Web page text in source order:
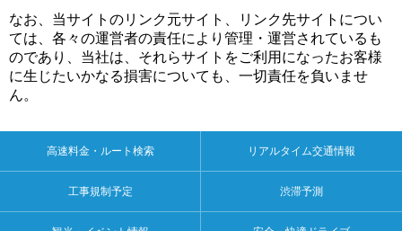
なお、当サイトのリンク元サイト、リンク先サイトについ
ては、各々の運営者の責任により管理・運営されているも
のであり、当社は、それらサイトをご利用になったお客様
に生じたいかなる損害についても、一切責任を負いませ
ん。
高速料金・ルート検索 リアルタイム交通情報
工事規制予定 渋滞予測